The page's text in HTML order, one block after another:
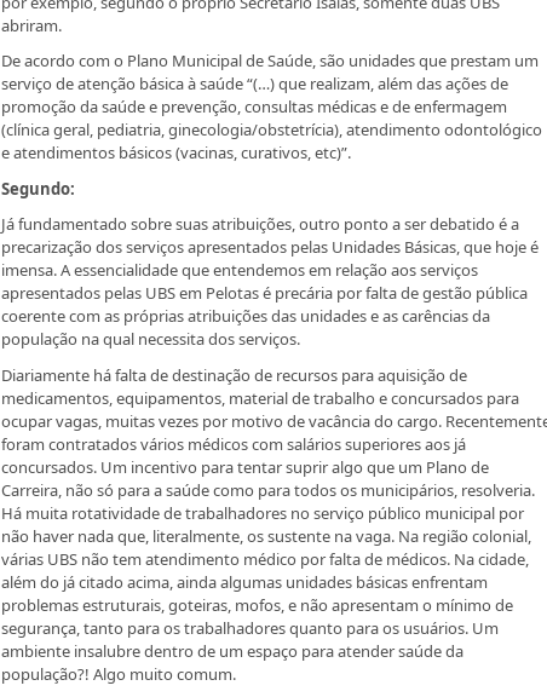
abriram.
De acordo com o Plano Municipal de Saúde, são unidades que prestam um
serviço de atenção básica à saúde “(…) que realizam, além das ações de
promoção da saúde e prevenção, consultas médicas e de enfermagem
(clínica geral, pediatria, ginecologia/obstetrícia), atendimento odontológico
e atendimentos básicos (vacinas, curativos, etc)”.
Segundo:
Já fundamentado sobre suas atribuições, outro ponto a ser debatido é a
precarização dos serviços apresentados pelas Unidades Básicas, que hoje é
imensa. A essencialidade que entendemos em relação aos serviços
apresentados pelas UBS em Pelotas é precária por falta de gestão pública
coerente com as próprias atribuições das unidades e as carências da
população na qual necessita dos serviços.
Diariamente há falta de destinação de recursos para aquisição de
medicamentos, equipamentos, material de trabalho e concursados para
ocupar vagas, muitas vezes por motivo de vacância do cargo.
foram contratados vários médicos com salários superiores aos já
concursados. Um incentivo para tentar suprir algo que um Plano de
Carreira, não só para a saúde como para todos os municipários, resolveria.
Há muita rotatividade de trabalhadores no serviço público municipal por
não haver nada que, literalmente, os sustente na vaga. Na região colonial,
várias UBS não tem atendimento médico por falta de médicos. Na cidade,
além do já citado acima, ainda algumas unidades básicas enfrentam
problemas estruturais, goteiras, mofos, e não apresentam o mínimo de
segurança, tanto para os trabalhadores quanto para os usuários. Um
ambiente insalubre dentro de um espaço para atender saúde da
população?! Algo muito comum.